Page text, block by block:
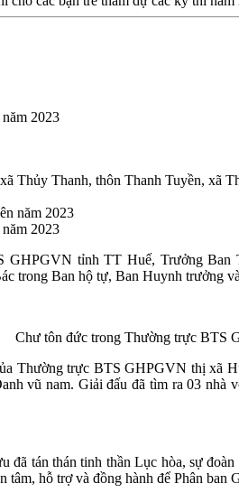
2023
Thủy Thanh, thôn Thanh Tuyền,
2023
tỉnh TT Huế, Trưởng
Ban hộ tự, Ban Huynh trưởng
Chư tôn đức trong Thường trực BTS
Thường trực BTS GHPGVN thị xã
vũ nam. Giải đấu đã tìm ra 03
tán thán tinh thần Lục hòa, sự
hỗ trợ và đồng hành để Phân